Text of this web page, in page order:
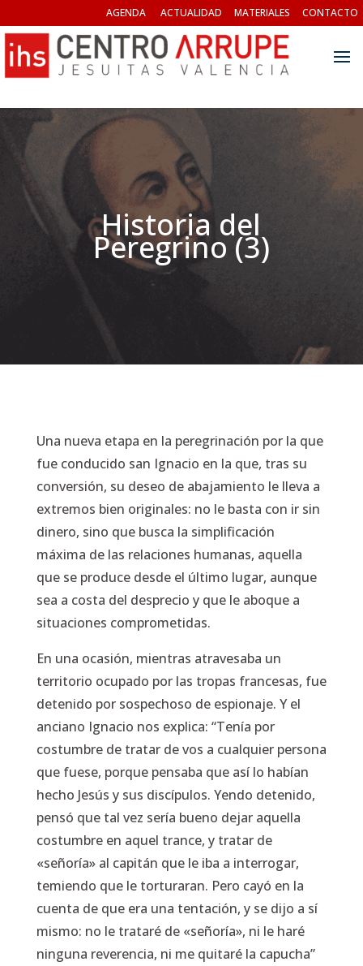
AGENDA ACTUALIDAD MATERIALES CONTACTO
Historia del
Peregrino (3)
Una nueva etapa en la peregrinación por la que
fue conducido san Ignacio en la que, tras su
conversión, su deseo de abajamiento le lleva a
extremos bien originales: no le basta con ir sin
dinero, sino que busca la simplificación
máxima de las relaciones humanas, aquella
que se produce desde el último lugar, aunque
sea a costa del desprecio y que le aboque a
situaciones comprometidas.
En una ocasión, mientras atravesaba un
territorio ocupado por las tropas francesas, fue
detenido por sospechoso de espionaje. Y el
anciano Ignacio nos explica: “Tenía por
costumbre de tratar de vos a cualquier persona
que fuese, porque pensaba que así lo habían
hecho Jesús y sus discípulos. Yendo detenido,
pensó que tal vez sería bueno dejar aquella
costumbre en aquel trance, y tratar de
«señoría» al capitán que le iba a interrogar,
temiendo que le torturaran. Pero cayó en la
cuenta de que era una tentación, y se dijo a sí
mismo: no le trataré de «señoría», ni le haré
ninguna reverencia, ni me quitaré la capucha”